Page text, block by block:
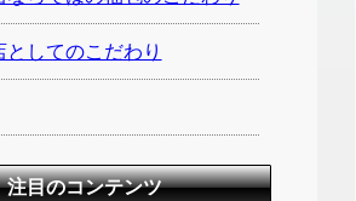
としてのこだわり
注目のコンテンツ